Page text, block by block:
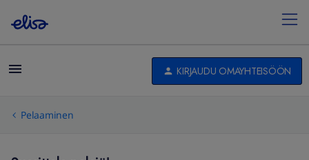
KIRJAUDU OMAYHTEISÖÖN
Pelaaminen